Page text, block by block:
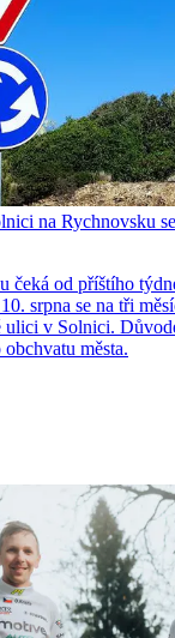
na Rychnovsku
čeká od příštího
srpna se na tři
ulici v Solnici.
města.